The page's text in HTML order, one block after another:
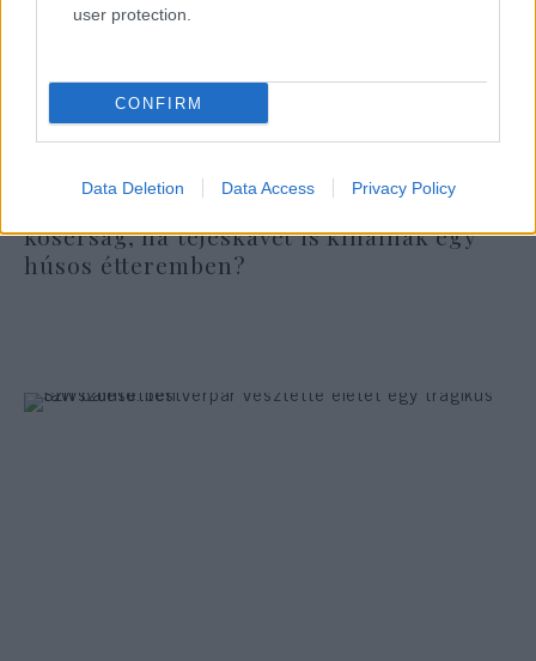
user protection.
CONFIRM
Data Deletion Data Access Privacy Policy
Oberlander Báruch: veszélybe kerül a
kóserság, ha tejeskávét is kínálnak egy
húsos étteremben?